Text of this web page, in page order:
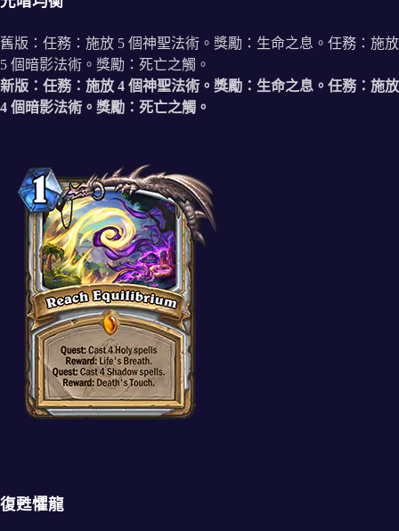
舊版：任務：施放 5 個神聖法術。獎勵：生命之息。任務：施放
5 個暗影法術。獎勵：死亡之觸。
新版：任務：施放 4 個神聖法術。獎勵：生命之息。任務：施放
4 個暗影法術。獎勵：死亡之觸。
復甦懼龍